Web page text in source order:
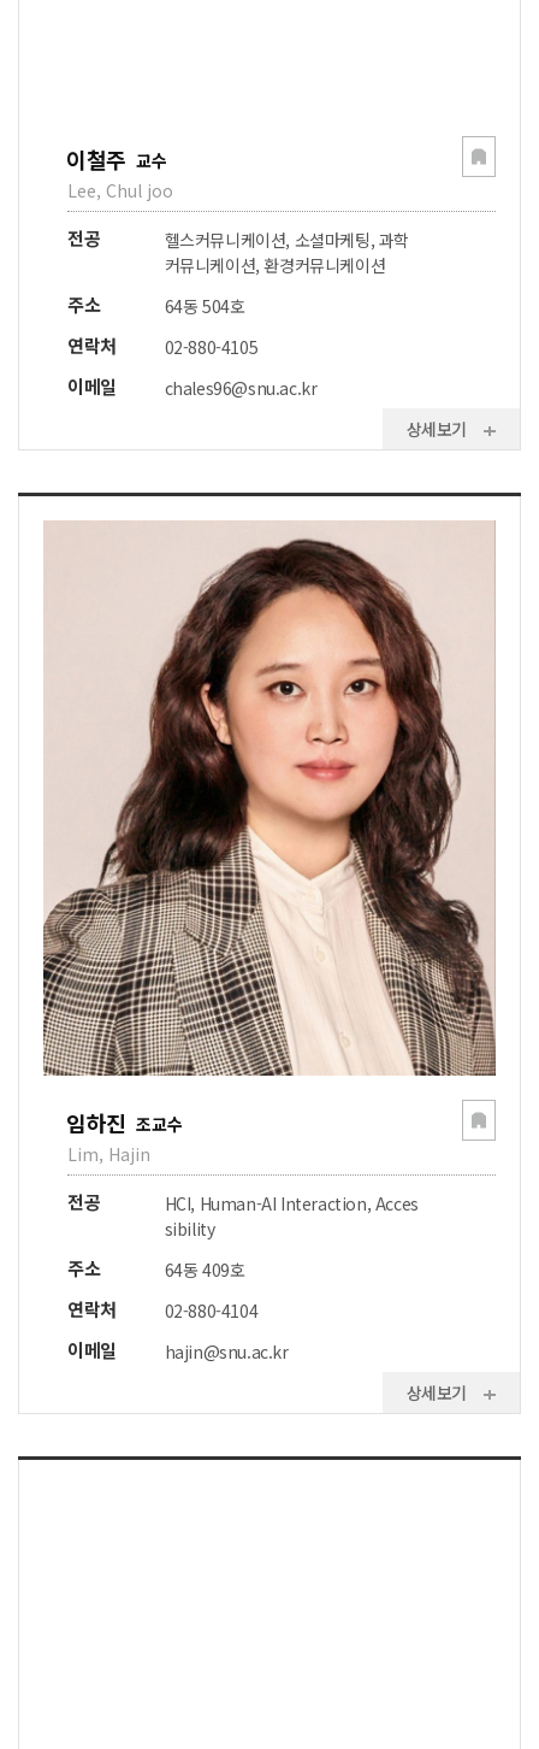
이철주 교수
Lee, Chul joo
전공
헬스커뮤니케이션, 소셜마케팅, 과학
커뮤니케이션, 환경커뮤니케이션
주소 64동 504호
연락처 02-880-4105
이메일
chales96@snu.ac.kr
상세보기
임하진 조교수
Lim, Hajin
전공
HCI, Human-AI Interaction, Acces
sibility
주소 64동 409호
연락처 02-880-4104
이메일
hajin@snu.ac.kr
상세보기